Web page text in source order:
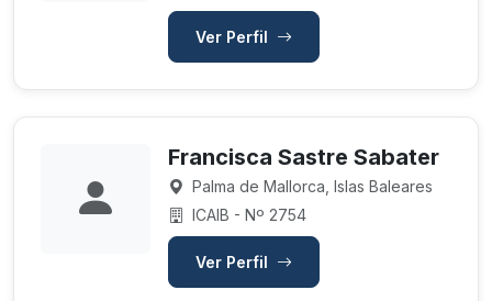
Ver Perfil
Francisca Sastre Sabater
Palma de Mallorca, Islas Baleares
ICAIB - Nº 2754
Ver Perfil